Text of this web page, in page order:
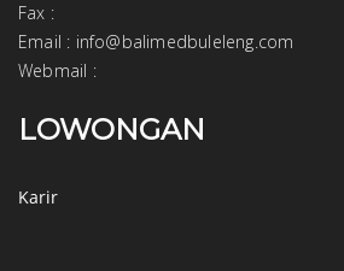
Fax :
Email : info@balimedbuleleng.com
Webmail :
LOWONGAN
Karir